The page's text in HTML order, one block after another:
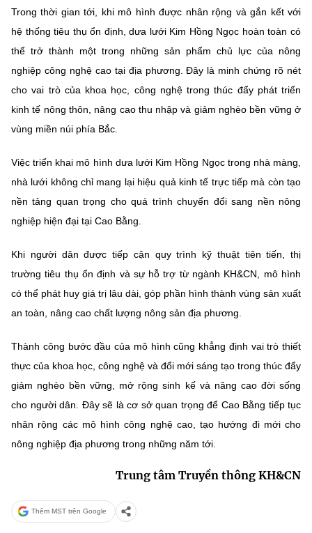
Trong thời gian tới, khi mô hình được nhân rộng và gắn kết với
hệ thống tiêu thụ ổn định, dưa lưới Kim Hồng Ngọc hoàn toàn có
thể trở thành một trong những sản phẩm chủ lực của nông
nghiệp công nghệ cao tại địa phương. Đây là minh chứng rõ nét
cho vai trò của khoa học, công nghệ trong thúc đẩy phát triển
kinh tế nông thôn, nâng cao thu nhập và giảm nghèo bền vững ở
vùng miền núi phía Bắc.
Việc triển khai mô hình dưa lưới Kim Hồng Ngọc trong nhà màng,
nhà lưới không chỉ mang lại hiệu quả kinh tế trực tiếp mà còn tạo
nền tảng quan trọng cho quá trình chuyển đổi sang nền nông
nghiệp hiện đại tại Cao Bằng.
Khi người dân được tiếp cận quy trình kỹ thuật tiên tiến, thị
trường tiêu thụ ổn định và sự hỗ trợ từ ngành KH&CN, mô hình
có thể phát huy giá trị lâu dài, góp phần hình thành vùng sản xuất
an toàn, nâng cao chất lượng nông sản địa phương.
Thành công bước đầu của mô hình cũng khẳng định vai trò thiết
thực của khoa học, công nghệ và đổi mới sáng tạo trong thúc đẩy
giảm nghèo bền vững, mở rộng sinh kế và nâng cao đời sống
cho người dân. Đây sẽ là cơ sở quan trọng để Cao Bằng tiếp tục
nhân rộng các mô hình công nghệ cao, tạo hướng đi mới cho
nông nghiệp địa phương trong những năm tới.
Trung tâm Truyền thông KH&CN
Thêm MST trên Google